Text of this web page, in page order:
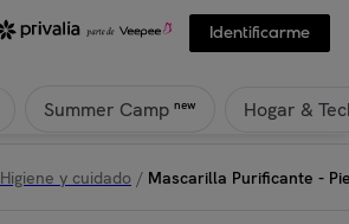
Identificarme
Summer Camp new Hogar &
Higiene y cuidado / Mascarilla Purificante -